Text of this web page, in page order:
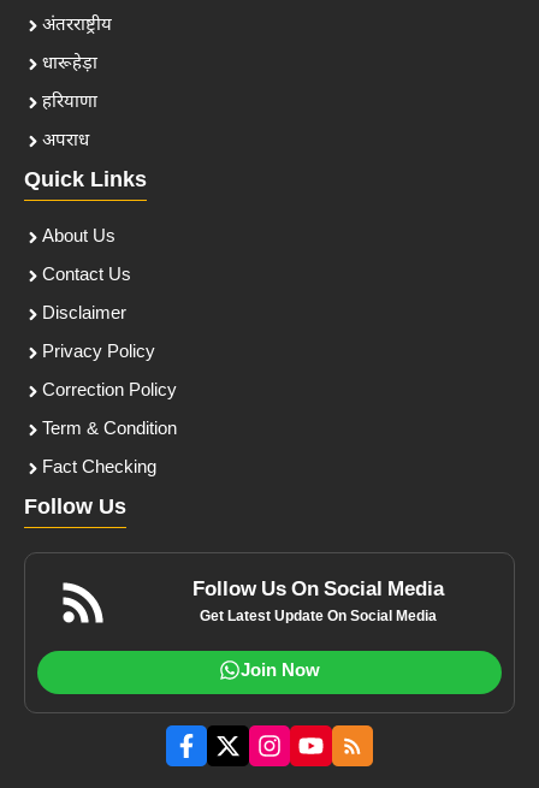
अंतरराष्ट्रीय
धारूहेड़ा
हरियाणा
अपराध
Quick Links
About Us
Contact Us
Disclaimer
Privacy Policy
Correction Policy
Term & Condition
Fact Checking
Follow Us
Follow Us On Social Media
Get Latest Update On Social Media
Join Now